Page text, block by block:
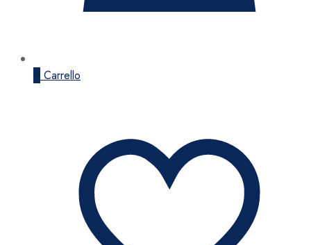
Carrello